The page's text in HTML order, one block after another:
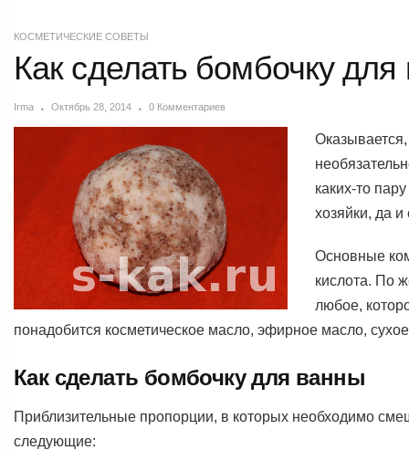
КОСМЕТИЧЕСКИЕ СОВЕТЫ
Как сделать бомбочку
Irma Октябрь 28, 2014 0 Комментариев
каких-то
хозяйки, да и
Основные
кислота. По
любое,
понадобится косметическое масло, эфирное масло,
Как сделать бомбочку для ванны
Приблизительные пропорции, в которых необходимо
следующие: